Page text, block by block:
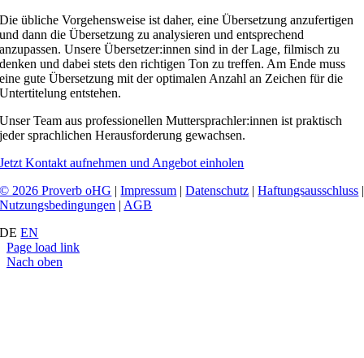
Die übliche Vorgehensweise ist daher, eine Übersetzung anzufertigen
und dann die Übersetzung zu analysieren und entsprechend
anzupassen. Unsere Übersetzer:innen sind in der Lage, filmisch zu
denken und dabei stets den richtigen Ton zu treffen. Am Ende muss
eine gute Übersetzung mit der optimalen Anzahl an Zeichen für die
Untertitelung entstehen.
Unser Team aus professionellen Muttersprachler:innen ist praktisch
jeder sprachlichen Herausforderung gewachsen.
Jetzt Kontakt aufnehmen und Angebot einholen
© 2026 Proverb oHG |Impressum |Datenschutz |Haftungsausschluss |
Nutzungsbedingungen | AGB
DE EN
Page load link
Nach oben